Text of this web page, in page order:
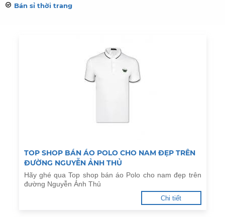
Bán sỉ thời trang
TOP SHOP BÁN ÁO POLO CHO NAM ĐẸP TRÊN
ĐƯỜNG NGUYỄN ẢNH THỦ
Hãy ghé qua Top shop bán áo Polo cho nam đẹp trên
đường Nguyễn Ảnh Thủ
Chi tiết